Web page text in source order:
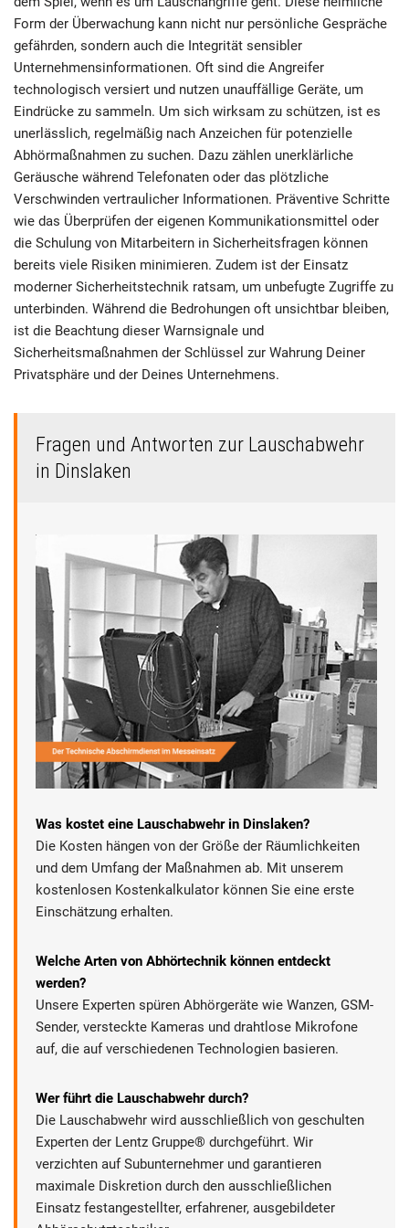
Form der Überwachung kann nicht nur persönliche Gespräche
gefährden, sondern auch die Integrität sensibler
Unternehmensinformationen. Oft sind die Angreifer
technologisch versiert und nutzen unauffällige Geräte, um
Eindrücke zu sammeln. Um sich wirksam zu schützen, ist es
unerlässlich, regelmäßig nach Anzeichen für potenzielle
Abhörmaßnahmen zu suchen. Dazu zählen unerklärliche
Geräusche während Telefonaten oder das plötzliche
Verschwinden vertraulicher Informationen. Präventive Schritte
wie das Überprüfen der eigenen Kommunikationsmittel oder
die Schulung von Mitarbeitern in Sicherheitsfragen können
bereits viele Risiken minimieren. Zudem ist der Einsatz
moderner Sicherheitstechnik ratsam, um unbefugte Zugriffe zu
unterbinden. Während die Bedrohungen oft unsichtbar bleiben,
ist die Beachtung dieser Warnsignale und
Sicherheitsmaßnahmen der Schlüssel zur Wahrung Deiner
Privatsphäre und der Deines Unternehmens.
Fragen und Antworten zur Lauschabwehr
in Dinslaken
Was kostet eine Lauschabwehr in Dinslaken?
Die Kosten hängen von der Größe der Räumlichkeiten
und dem Umfang der Maßnahmen ab. Mit unserem
kostenlosen Kostenkalkulator können Sie eine erste
Einschätzung erhalten.
Welche Arten von Abhörtechnik können entdeckt
werden?
Unsere Experten spüren Abhörgeräte wie Wanzen, GSM-
Sender, versteckte Kameras und drahtlose Mikrofone
auf, die auf verschiedenen Technologien basieren.
Wer führt die Lauschabwehr durch?
Die Lauschabwehr wird ausschließlich von geschulten
Experten der Lentz Gruppe® durchgeführt. Wir
verzichten auf Subunternehmer und garantieren
maximale Diskretion durch den ausschließlichen
Einsatz festangestellter, erfahrener, ausgebildeter